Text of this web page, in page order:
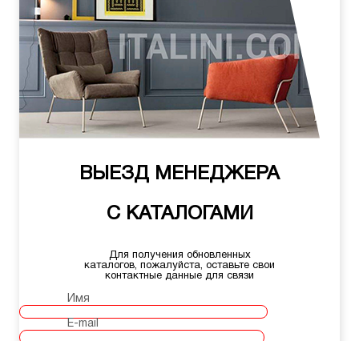
ВЫЕЗД МЕНЕДЖЕРА
С КАТАЛОГАМИ
Для получения обновленных
каталогов, пожалуйста, оставьте свои
контактные данные для связи
Имя
E-mail